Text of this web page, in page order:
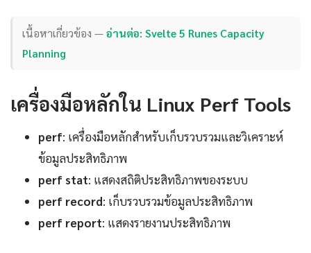
เนื้อหาเกี่ยวข้อง —อ่านต่อ: Svelte 5 Runes Capacity
Planning
เครื่องมือหลักใน Linux Perf Tools
perf: เครื่องมือหลักสำหรับเก็บรวบรวมและวิเคราะห์
ข้อมูลประสิทธิภาพ
perf stat: แสดงสถิติประสิทธิภาพของระบบ
perf record: เก็บรวบรวมข้อมูลประสิทธิภาพ
perf report: แสดงรายงานประสิทธิภาพ